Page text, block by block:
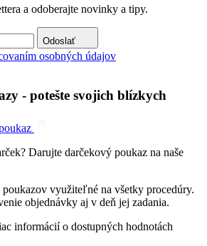
a odoberajte novinky a tipy.
Odoslať
osobných údajov
- potešte svojich blízkych
Darujte darčekový poukaz na naše
využiteľné na všetky procedúry.
objednávky aj v deň jej zadania.
informácií o dostupných hodnotách